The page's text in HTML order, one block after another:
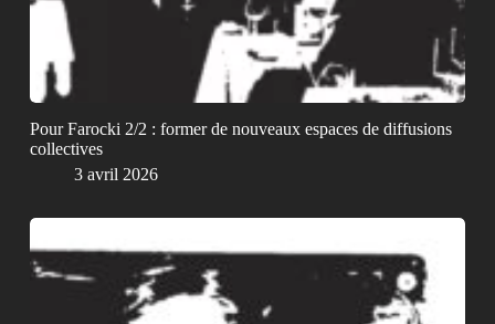
Pour Farocki 2/2 : former de nouveaux espaces de diffusions
collectives
3 avril 2026